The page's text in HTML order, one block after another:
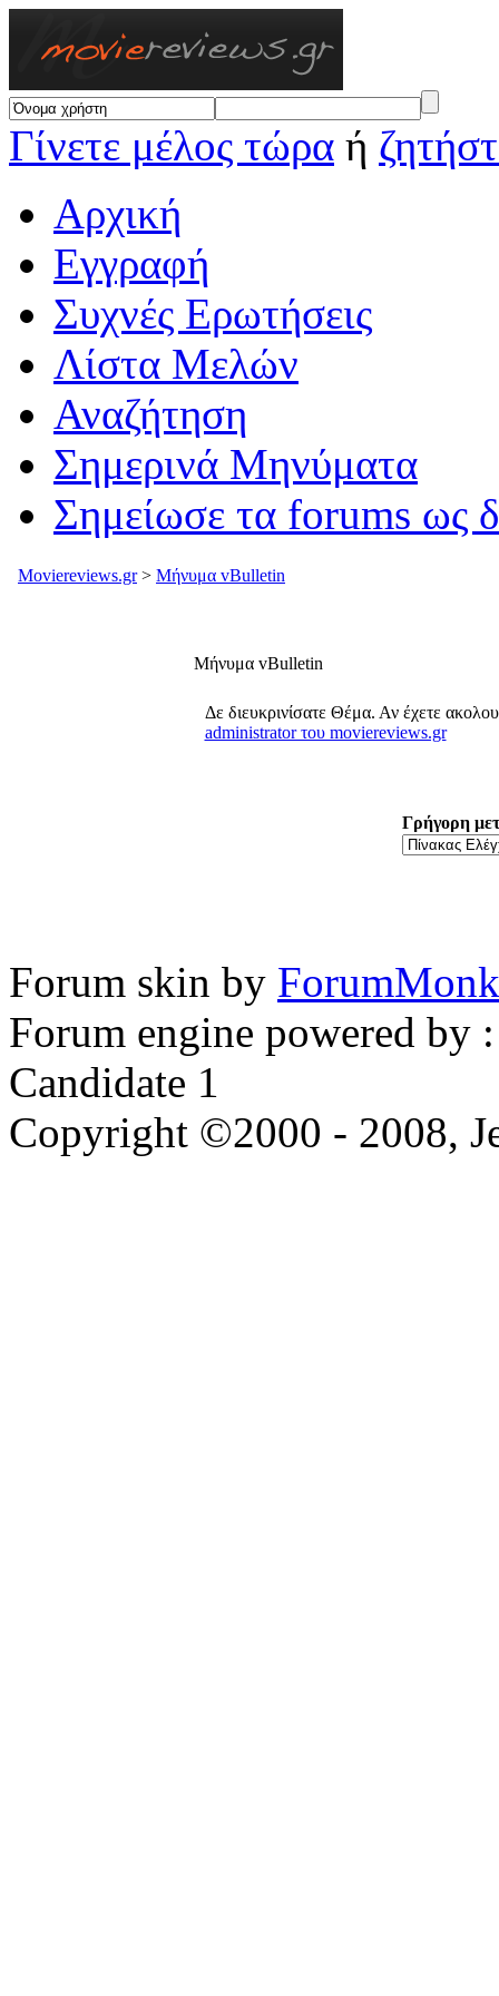
Γίνετε μέλος τώρα ή
Αρχική
Εγγραφή
Συχνές Ερωτήσεις
Λίστα Μελών
Αναζήτηση
Σημερινά Μηνύματα
Σημείωσε τα forums ως
Moviereviews.gr> Μήνυμα vBulletin
Μήνυμα vBulletin
Δε διευκρινίσατε Θέμα. Αν έχετε
administrator του moviereviews.gr
Γρήγορη
Forum skin by
Forum engine powered by
Candidate 1
Copyright ©2000 - 2008,